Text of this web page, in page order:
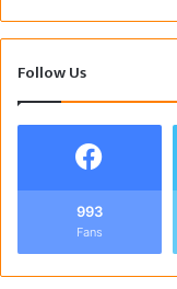
Follow Us
993
Fans